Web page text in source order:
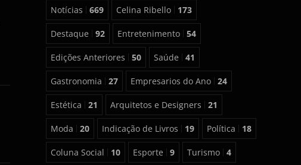
Notícias 669 Celina Ribello 173
Destaque 92 Entretenimento 54
Edições Anteriores 50 Saúde 41
Gastronomia 27 Empresarios do Ano 24
Estética 21 Arquitetos e Designers 21
Moda 20 Indicação de Livros 19 Política 18
Coluna Social 10 Esporte 9 Turismo 4